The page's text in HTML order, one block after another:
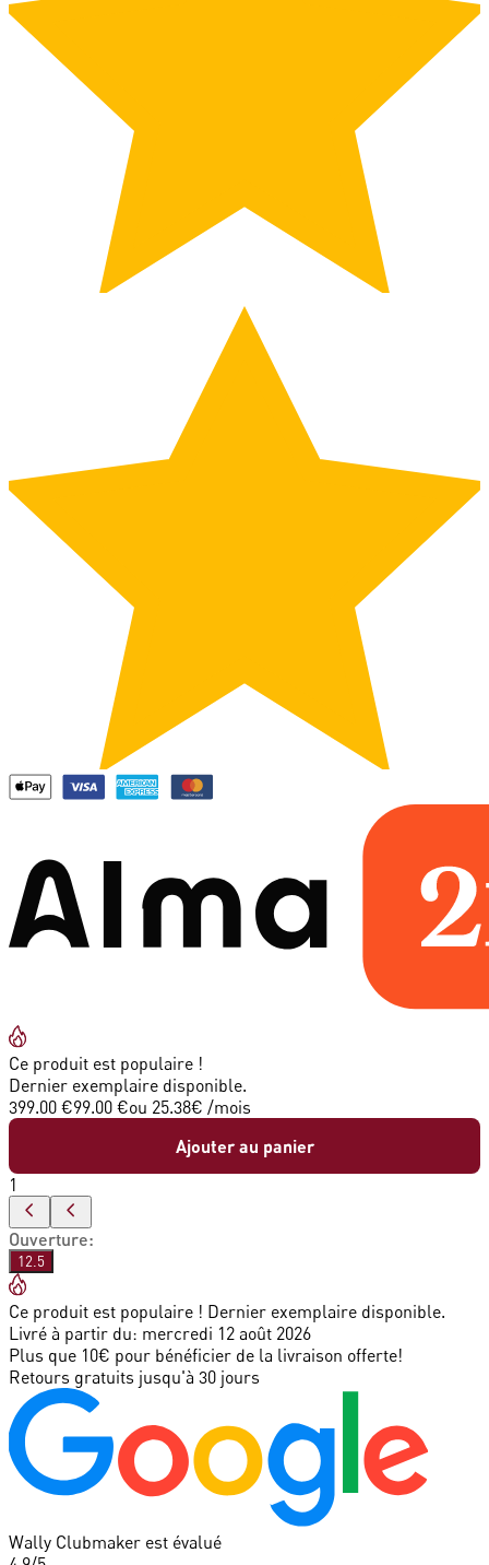
Ce produit est populaire !
Dernier exemplaire disponible.
399.00 €99.00 €ou 25.38€ /mois
Ajouter au panier
1
Ouverture:
12.5
Ce produit est populaire ! Dernier exemplaire disponible.
Livré à partir du: mercredi 12 août 2026
Plus que 10€ pour bénéficier de la livraison offerte!
Retours gratuits jusqu'à 30 jours
Wally Clubmaker est évalué